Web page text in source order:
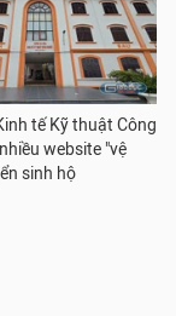
tế Kỹ thuật Công
website "vệ
sinh hộ